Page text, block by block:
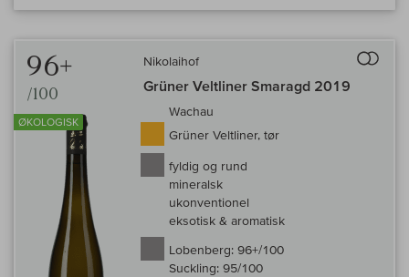
96+
/100
ØKOLOGISK
Nikolaihof
Grüner Veltliner Smaragd 2019
Wachau
Grüner Veltliner, tør
fyldig og rund
mineralsk
ukonventionel
eksotisk & aromatisk
Lobenberg: 96+/100
Suckling: 95/100